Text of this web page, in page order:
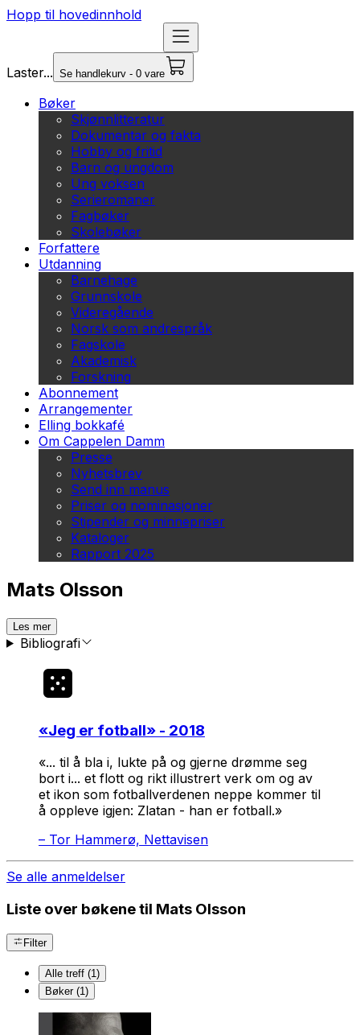
Hopp til hovedinnhold
Laster... Se handlekurv - 0 vare
Bøker
Skjønnlitteratur
Dokumentar og fakta
Hobby og fritid
Barn og ungdom
Ung voksen
Serieromaner
Fagbøker
Skolebøker
Forfattere
Utdanning
Barnehage
Grunnskole
Videregående
Norsk som andrespråk
Fagskole
Akademisk
Forskning
Abonnement
Arrangementer
Elling bokkafé
Om Cappelen Damm
Presse
Nyhetsbrev
Send inn manus
Priser og nominasjoner
Stipender og minnepriser
Kataloger
Rapport 2025
Mats Olsson
Les mer
Bibliografi
«Jeg er fotball» - 2018
«... til å bla i, lukte på og gjerne drømme seg
bort i... et flott og rikt illustrert verk om og av
et ikon som fotballverdenen neppe kommer til
å oppleve igjen: Zlatan - han er fotball.»
– Tor Hammerø, Nettavisen
Se alle anmeldelser
Liste over bøkene til Mats Olsson
Filter
Alle treff (1)
Bøker (1)